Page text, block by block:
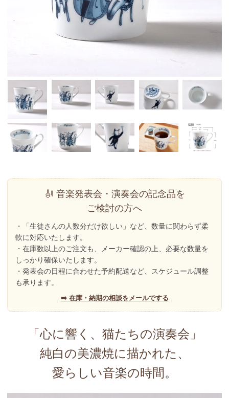
🎻 音楽発表会・演奏会の記念品を
ご検討の方へ
・ 「生徒さんの人数分だけ欲しい」 など、数量に関わらず柔
軟に対応いたします。
・在庫数以上のご注文も、メーカー確認の上、必要な数量を
しっかり確保いたします。
・ 発表会の日程に合わせた予約配送など、スケジュール調整
も承ります。
➡️ 在庫・納期の相談をメールでする
「心に響く、猫たちの演奏会」
純白の美濃焼に描かれた、
愛らしい音楽の時間。